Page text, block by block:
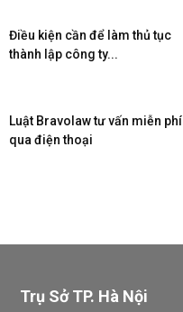
Điều kiện cần để làm thủ tục
thành lập công ty...
Luật Bravolaw tư vấn miễn phí
qua điện thoại
Trụ Sở TP. Hà Nội